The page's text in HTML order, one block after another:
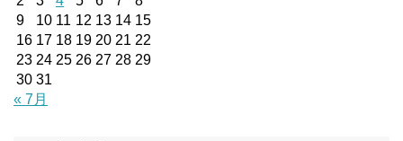
9
10 11 12 13 14 15
16 17 18 19 20 21 22
23 24 25 26 27 28 29
30 31
« 7月